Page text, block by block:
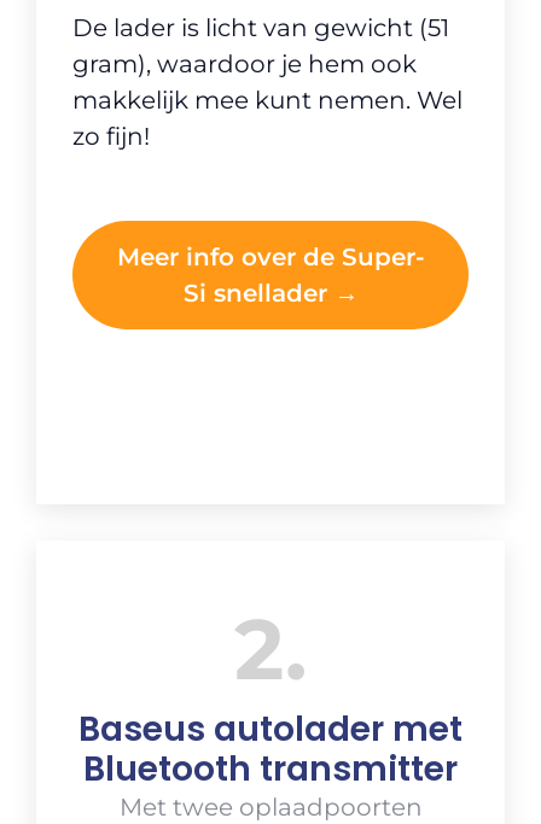
De lader is licht van gewicht (51
gram), waardoor je hem ook
makkelijk mee kunt nemen. Wel
zo fijn!
Meer info over de Super-
Si snellader →
2
Baseus autolader met
Bluetooth transmitter
Met twee oplaadpoorten